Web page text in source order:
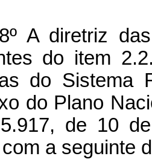
A diretriz
do item
do Sistema
do Plano
de 10
a seguinte